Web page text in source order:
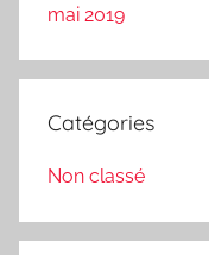
mai 2019
Catégories
Non classé